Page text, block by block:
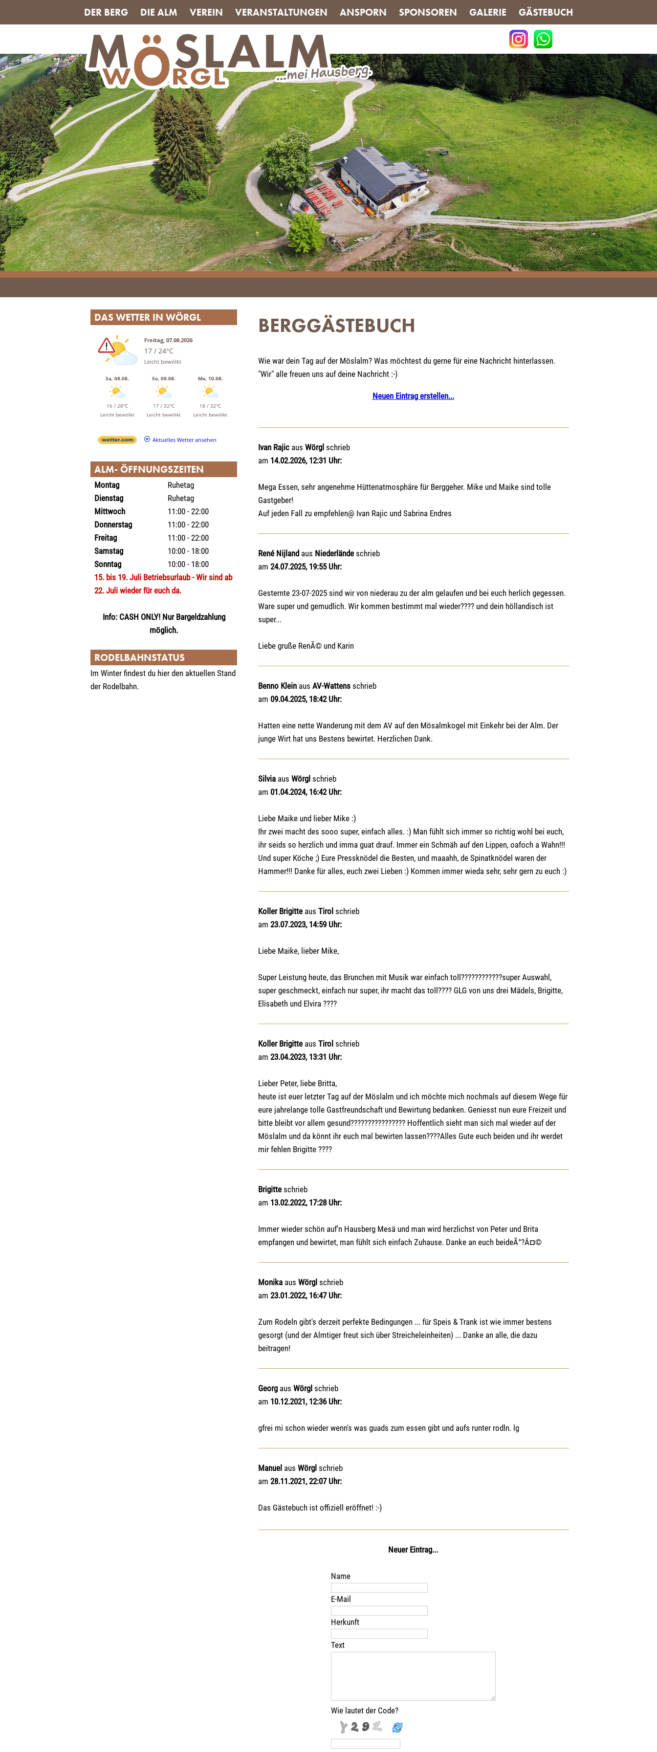
DER BERG DIE ALM VEREIN VERANSTALTUNGEN ANSPORN SPONSOREN GALERIE GÄSTEBUCH
DAS WETTER IN WÖRGL
Freitag, 07.08.2026
17 / 24°C
Leicht bewölkt
Sa, 08.08.
16 / 28°C
Leicht bewölkt
So, 09.08.
17 / 32°C
Leicht bewölkt
Mo, 10.08.
18 / 32°C
Leicht bewölkt
Aktuelles Wetter ansehen
ALM- ÖFFNUNGSZEITEN
Montag
Ruhetag
Dienstag
Ruhetag
Mittwoch
11:00 - 22:00
Donnerstag
11:00 - 22:00
Freitag
11:00 - 22:00
Samstag
10:00 - 18:00
Sonntag
10:00 - 18:00
15. bis 19. Juli Betriebsurlaub - Wir sind ab
22. Juli wieder für euch da.
Info: CASH ONLY! Nur Bargeldzahlung
möglich.
RODELBAHNSTATUS
Im Winter findest du hier den aktuellen Stand
der Rodelbahn.
BERGGÄSTEBUCH
Wie war dein Tag auf der Möslalm? Was möchtest du gerne für eine Nachricht hinterlassen.
"Wir" alle freuen uns auf deine Nachricht :-)
Neuen Eintrag erstellen...
Ivan Rajic aus Wörgl schrieb
am 14.02.2026, 12:31 Uhr:
Mega Essen, sehr angenehme Hüttenatmosphäre für Berggeher. Mike und Maike sind tolle
Gastgeber!
Auf jeden Fall zu empfehlen@ Ivan Rajic und Sabrina Endres
René Nijland aus Niederlände schrieb
am 24.07.2025, 19:55 Uhr:
Gesternte 23-07-2025 sind wir von niederau zu der alm gelaufen und bei euch herlich gegessen.
Ware super und gemudlich. Wir kommen bestimmt mal wieder???? und dein höllandisch ist
super...
Liebe gruße RenÃ© und Karin
Benno Klein aus AV-Wattens schrieb
am 09.04.2025, 18:42 Uhr:
Hatten eine nette Wanderung mit dem AV auf den Mösalmkogel mit Einkehr bei der Alm. Der
junge Wirt hat uns Bestens bewirtet. Herzlichen Dank.
Silvia aus Wörgl schrieb
am 01.04.2024, 16:42 Uhr:
Liebe Maike und lieber Mike :)
Ihr zwei macht des sooo super, einfach alles. :) Man fühlt sich immer so richtig wohl bei euch,
ihr seids so herzlich und imma guat drauf. Immer ein Schmäh auf den Lippen, oafoch a Wahn!!!
Und super Köche ;) Eure Pressknödel die Besten, und maaahh, de Spinatknödel waren der
Hammer!!! Danke für alles, euch zwei Lieben :) Kommen immer wieda sehr, sehr gern zu euch :)
Koller Brigitte aus Tirol schrieb
am 23.07.2023, 14:59 Uhr:
Liebe Maike, lieber Mike,
Super Leistung heute, das Brunchen mit Musik war einfach toll????????????super Auswahl,
super geschmeckt, einfach nur super, ihr macht das toll???? GLG von uns drei Mädels, Brigitte,
Elisabeth und Elvira ????
Koller Brigitte aus Tirol schrieb
am 23.04.2023, 13:31 Uhr:
Lieber Peter, liebe Britta,
heute ist euer letzter Tag auf der Möslalm und ich möchte mich nochmals auf diesem Wege für
eure jahrelange tolle Gastfreundschaft und Bewirtung bedanken. Geniesst nun eure Freizeit und
bitte bleibt vor allem gesund???????????????? Hoffentlich sieht man sich mal wieder auf der
Möslalm und da könnt ihr euch mal bewirten lassen????Alles Gute euch beiden und ihr werdet
mir fehlen Brigitte ????
Brigitte schrieb
am 13.02.2022, 17:28 Uhr:
Immer wieder schön auf'n Hausberg Mesä und man wird herzlichst von Peter und Brita
empfangen und bewirtet, man fühlt sich einfach Zuhause. Danke an euch beideÃ°?Â¤©
Monika aus Wörgl schrieb
am 23.01.2022, 16:47 Uhr:
Zum Rodeln gibt's derzeit perfekte Bedingungen ... für Speis & Trank ist wie immer bestens
gesorgt (und der Almtiger freut sich über Streicheleinheiten) ... Danke an alle, die dazu
beitragen!
Georg aus Wörgl schrieb
am 10.12.2021, 12:36 Uhr:
gfrei mi schon wieder wenn's was guads zum essen gibt und aufs runter rodln. lg
Manuel aus Wörgl schrieb
am 28.11.2021, 22:07 Uhr:
Das Gästebuch ist offiziell eröffnet! :-)
Neuer Eintrag...
Name
E-Mail
Herkunft
Text
Wie lautet der Code?